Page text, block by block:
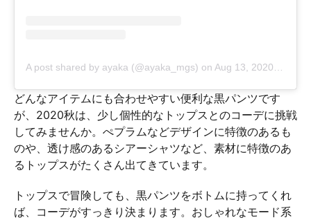
A post shared by ayaka (@ayaka_mgs) on Aug 13, 2020 at 5:27am PDT
どんなアイテムにも合わせやすい便利な黒パンツです
が、2020秋は、少し個性的なトップスとのコーデに挑戦
してみませんか。ぺプラムなどデザインに特徴のあるも
のや、透け感のあるシアーシャツなど、素材に特徴のあ
るトップスがたくさん出てきています。
トップスで冒険しても、黒パンツをボトムに持ってくれ
ば、コーデがすっきり決まります。おしゃれなモード系